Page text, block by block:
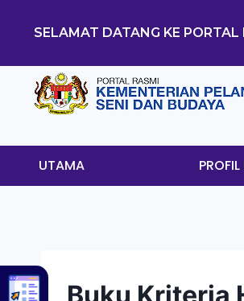
SELAMAT DATANG KE
UTAMA